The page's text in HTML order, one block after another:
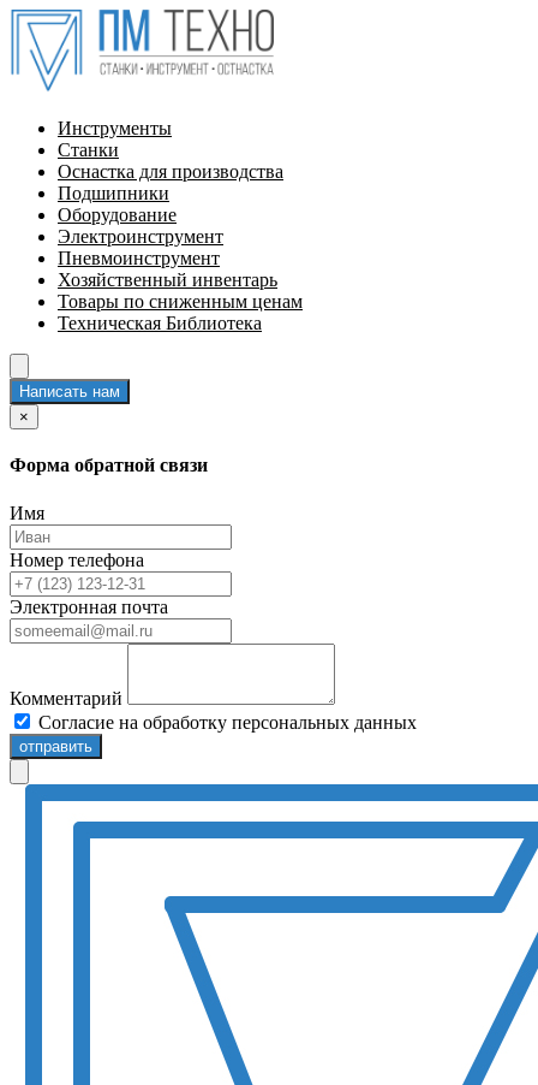
Инструменты
Станки
Оснастка для производства
Подшипники
Оборудование
Электроинструмент
Пневмоинструмент
Хозяйственный инвентарь
Товары по сниженным ценам
Техническая Библиотека
Написать нам
×
Форма обратной связи
Имя
Номер телефона
Электронная почта
Комментарий
Согласие на обработку персональных данных
отправить